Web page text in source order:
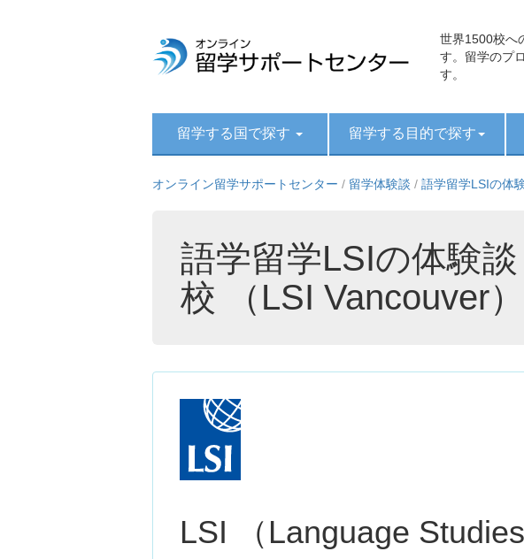
世界1500校へ
す。留学のプ
す。
留学する国で探す 留学する目的で探す
オンライン留学サポートセンター / 留学体験談 / 語学留学LSIの体
語学留学LSIの体験
校 （LSI Vancouver）
LSI （Language